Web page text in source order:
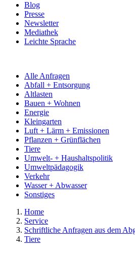
Blog
Presse
Newsletter
Mediathek
Leichte Sprache
Alle Anfragen
Abfall + Entsorgung
Altlasten
Bauen + Wohnen
Energie
Kleingarten
Luft + Lärm + Emissionen
Pflanzen + Grünflächen
Tiere
Umwelt- + Haushaltspolitik
Umweltpädagogik
Verkehr
Wasser + Abwasser
Sonstiges
Home
Service
Schriftliche Anfragen aus dem
Tiere